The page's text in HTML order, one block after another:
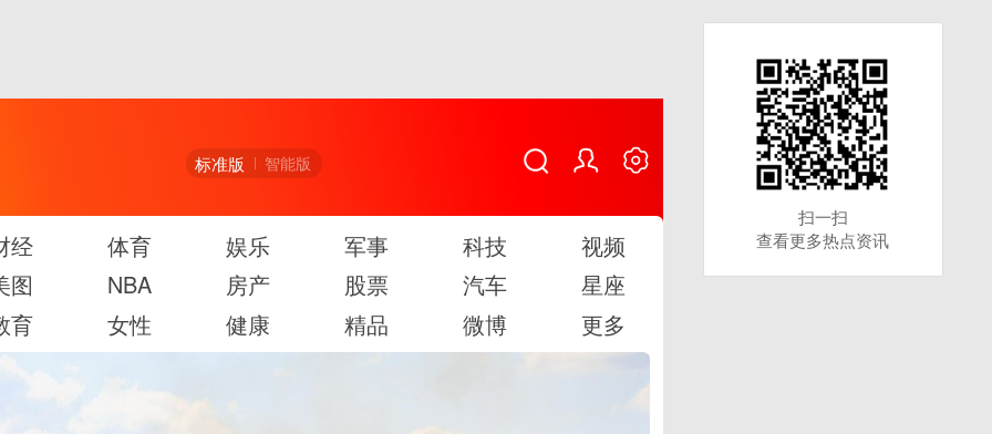
标准版 智能版
经 体育 娱乐 军事 科技
视频
图
NBA 房产 股票 汽车
星座
育
女性 健康 精品 微博 更多
扫一扫
查看更多热点资讯
扫一扫
查看更多热点资讯